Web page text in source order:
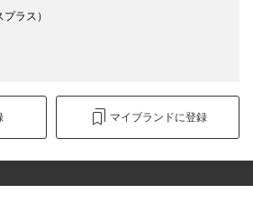
プラス）
マイブランドに登録